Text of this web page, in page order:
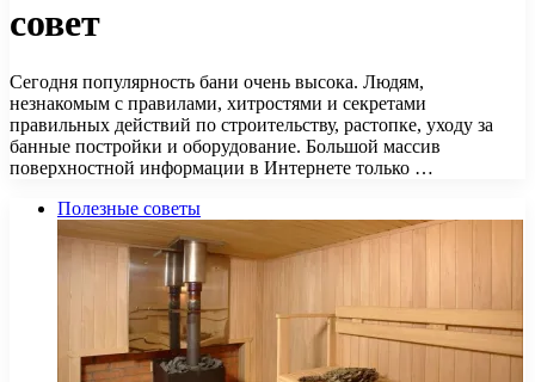
совет
Сегодня популярность бани очень высока. Людям,
незнакомым с правилами, хитростями и секретами
правильных действий по строительству, растопке, уходу за
банные постройки и оборудование. Большой массив
поверхностной информации в Интернете только …
Полезные советы